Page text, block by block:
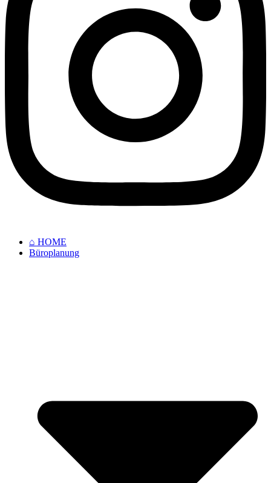
⌂ HOME
Büroplanung